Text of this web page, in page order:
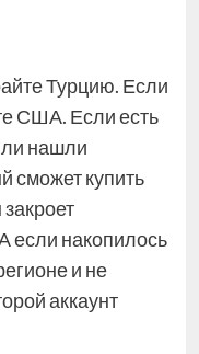
Турцию. Если
США. Если есть
нашли
сможет купить
если накопилось
и не
аккаунт